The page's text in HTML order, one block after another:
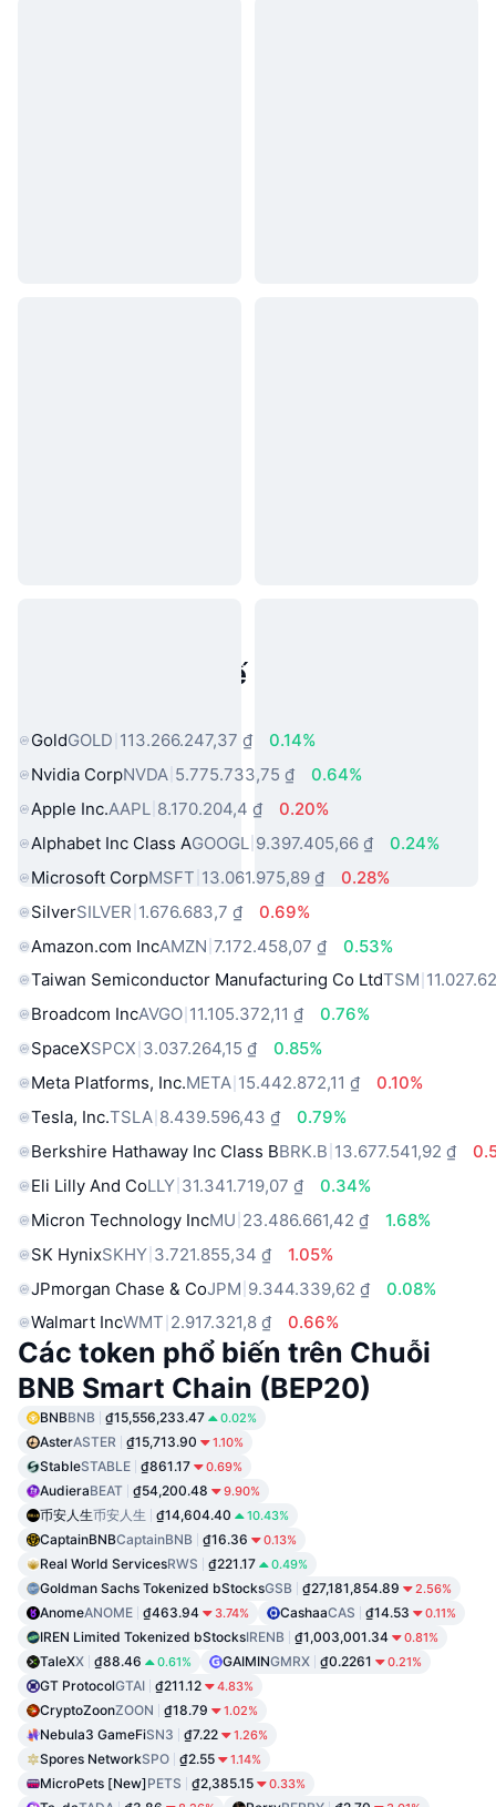
Tài sản trong thế giới thực phổ
GoldGOLD 113.266.247,37 ₫
0.14%
Nvidia CorpNVDA 5.775.733,75 ₫
0.64%
Apple Inc.AAPL 8.170.204,4 ₫
0.20%
Alphabet Inc Class AGOOGL 9.397.405,66 ₫
0.24%
Microsoft CorpMSFT 13.061.975,89 ₫
0.28%
SilverSILVER 1.676.683,7 ₫
0.69%
Amazon.com IncAMZN 7.172.458,07 ₫
0.53%
Taiwan Semiconductor Manufacturing Co LtdTSM
Broadcom IncAVGO 11.105.372,11 ₫
0.76%
SpaceXSPCX 3.037.264,15 ₫
0.85%
Meta Platforms, Inc.META 15.442.872,11 ₫
0.10%
Tesla, Inc.TSLA 8.439.596,43 ₫
0.79%
Berkshire Hathaway Inc Class BBRK.B 13.677.541,92 ₫
Eli Lilly And CoLLY 31.341.719,07 ₫
0.34%
Micron Technology IncMU 23.486.661,42 ₫
1.68%
SK HynixSKHY 3.721.855,34 ₫
1.05%
JPmorgan Chase & CoJPM 9.344.339,62 ₫
0.08%
Walmart IncWMT 2.917.321,8 ₫ 0.66%
Các token phổ biến trên Chuỗi
BNB Smart Chain (BEP20)
BNBBNB ₫15,556,233.47 0.02%
AsterASTER ₫15,713.90 1.10%
StableSTABLE ₫861.17 0.69%
AudieraBEAT ₫54,200.48 9.90%
币安人生币安人生 ₫14,604.40 10.43%
CaptainBNBCaptainBNB ₫16.36 0.13%
Real World ServicesRWS ₫221.17 0.49%
Goldman Sachs Tokenized bStocksGSB ₫27,181,854.89 2.56%
AnomeANOME ₫463.94 3.74% CashaaCAS ₫14.53 0.11%
IREN Limited Tokenized bStocksIRENB ₫1,003,001.34 0.81%
TaleXX ₫88.46 0.61% GAIMINGMRX ₫0.2261 0.21%
GT ProtocolGTAI ₫211.12 4.83%
CryptoZoonZOON ₫18.79 1.02%
Nebula3 GameFiSN3 ₫7.22 1.26%
Spores NetworkSPO ₫2.55 1.14%
MicroPets [New]PETS ₫2,385.15 0.33%